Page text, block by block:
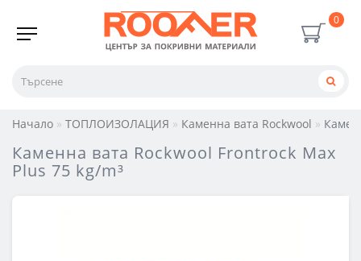
0
Начало ТОПЛОИЗОЛАЦИЯ Каменна вата Rockwool
Каменна вата Rockwool Frontrock Max
Plus 75 kg/m³